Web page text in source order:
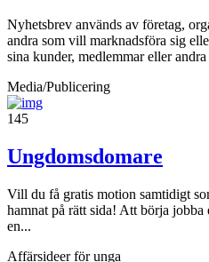
Nyhetsbrev används av företag,
andra som vill marknadsföra sig
sina kunder, medlemmar eller
Media/Publicering
145
Ungdomsdomare
Vill du få gratis motion samtidigt
hamnat på rätt sida! Att börja jobba
en...
Affärsideer för unga